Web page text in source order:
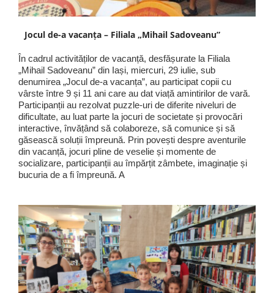
Jocul de-a vacanța – Filiala „Mihail Sadoveanu”
În cadrul activităților de vacanță, desfășurate la Filiala
„Mihail Sadoveanu” din Iași, miercuri, 29 iulie, sub
denumirea „Jocul de-a vacanța”, au participat copii cu
vârste între 9 și 11 ani care au dat viață amintirilor de vară.
Participanții au rezolvat puzzle-uri de diferite niveluri de
dificultate, au luat parte la jocuri de societate și provocări
interactive, învățând să colaboreze, să comunice și să
găsească soluții împreună. Prin povești despre aventurile
din vacanță, jocuri pline de veselie și momente de
socializare, participanții au împărțit zâmbete, imaginație și
bucuria de a fi împreună. A